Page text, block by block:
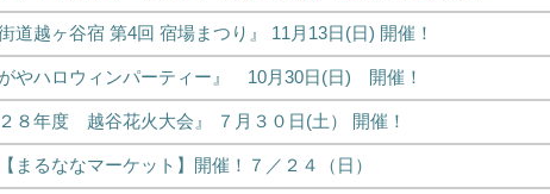
道越ヶ谷宿 第4回 宿場まつり』 11月13日(日) 開催！
がやハロウィンパーティー』 10月30日(日) 開催！
２８年度 越谷花火大会』 ７月３０日(土） 開催！
まるななマーケット】開催！７／２４（日）